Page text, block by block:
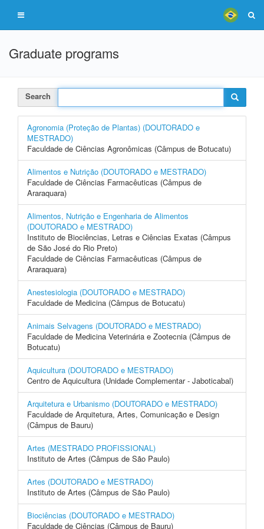
Graduate programs
Search
Agronomia (Proteção de Plantas) (DOUTORADO e
MESTRADO)
Faculdade de Ciências Agronômicas (Câmpus de Botucatu)
Alimentos e Nutrição (DOUTORADO e MESTRADO)
Faculdade de Ciências Farmacêuticas (Câmpus de
Araraquara)
Alimentos, Nutrição e Engenharia de Alimentos
(DOUTORADO e MESTRADO)
Instituto de Biociências, Letras e Ciências Exatas (Câmpus
de São José do Rio Preto)
Faculdade de Ciências Farmacêuticas (Câmpus de
Araraquara)
Anestesiologia (DOUTORADO e MESTRADO)
Faculdade de Medicina (Câmpus de Botucatu)
Animais Selvagens (DOUTORADO e MESTRADO)
Faculdade de Medicina Veterinária e Zootecnia (Câmpus de
Botucatu)
Aquicultura (DOUTORADO e MESTRADO)
Centro de Aquicultura (Unidade Complementar - Jaboticabal)
Arquitetura e Urbanismo (DOUTORADO e MESTRADO)
Faculdade de Arquitetura, Artes, Comunicação e Design
(Câmpus de Bauru)
Artes (MESTRADO PROFISSIONAL)
Instituto de Artes (Câmpus de São Paulo)
Artes (DOUTORADO e MESTRADO)
Instituto de Artes (Câmpus de São Paulo)
Biociências (DOUTORADO e MESTRADO)
Faculdade de Ciências (Câmpus de Bauru)